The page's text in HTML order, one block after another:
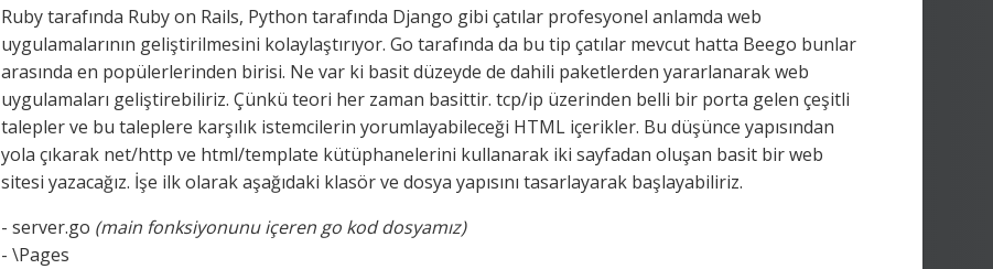
Ruby tarafında Ruby on Rails, Python tarafında Django gibi çatılar profesyonel anlamda web
uygulamalarının geliştirilmesini kolaylaştırıyor. Go tarafında da bu tip çatılar mevcut hatta Beego bunlar
arasında en popülerlerinden birisi. Ne var ki basit düzeyde de dahili paketlerden yararlanarak web
uygulamaları geliştirebiliriz. Çünkü teori her zaman basittir. tcp/ip üzerinden belli bir porta gelen çeşitli
talepler ve bu taleplere karşılık istemcilerin yorumlayabileceği HTML içerikler. Bu düşünce yapısından
yola çıkarak net/http ve html/template kütüphanelerini kullanarak iki sayfadan oluşan basit bir web
sitesi yazacağız. İşe ilk olarak aşağıdaki klasör ve dosya yapısını tasarlayarak başlayabiliriz.
- server.go (main fonksiyonunu içeren go kod dosyamız)
- \Pages